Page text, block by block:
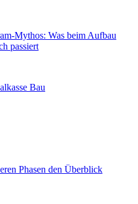
Mythos: Was beim Aufbau
passiert
Bau
Phasen den Überblick